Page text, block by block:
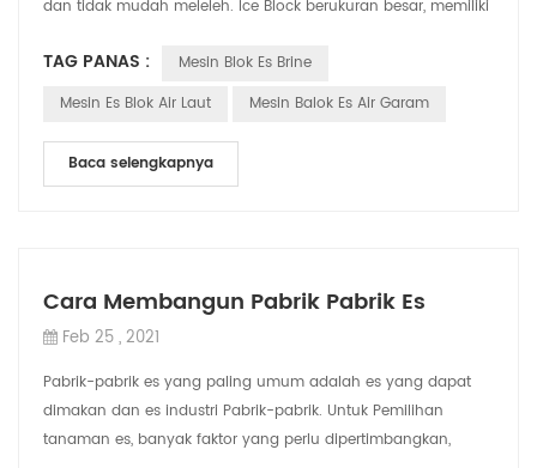
dan tidak mudah meleleh. Ice Block berukuran besar, memiliki
TAG PANAS :
Mesin Blok Es Brine
Mesin Es Blok Air Laut
Mesin Balok Es Air Garam
Baca selengkapnya
Cara Membangun Pabrik Pabrik Es
Feb 25 , 2021
Pabrik-pabrik es yang paling umum adalah es yang dapat
dimakan dan es industri Pabrik-pabrik. Untuk Pemilihan
tanaman es, banyak faktor yang perlu dipertimbangkan,